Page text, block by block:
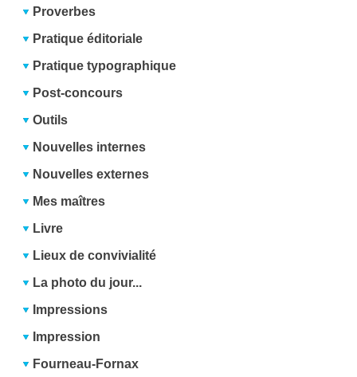
Proverbes
Pratique éditoriale
Pratique typographique
Post-concours
Outils
Nouvelles internes
Nouvelles externes
Mes maîtres
Livre
Lieux de convivialité
La photo du jour...
Impressions
Impression
Fourneau-Fornax